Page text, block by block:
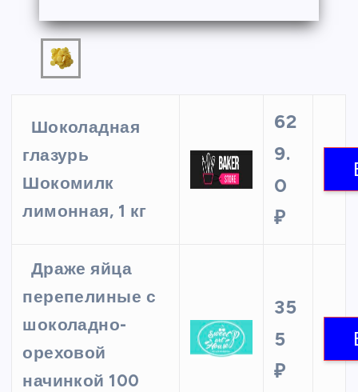
Шоколадная
глазурь
Шокомилк
лимонная, 1 кг
62
9.
0
₽
Драже яйца
перепелиные с
шоколадно-
ореховой
начинкой 100
35
5
₽